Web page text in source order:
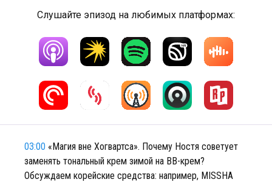
Слушайте эпизод на любимых платформах:
03:00 «Магия вне Хогвартса». Почему Ностя советует
заменять тональный крем зимой на BB-крем?
Обсуждаем корейские средства: например, MISSHA